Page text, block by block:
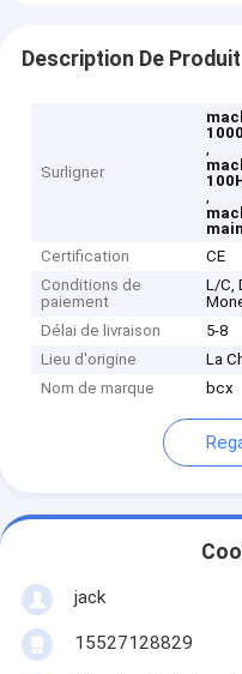
Description De Produit
Surligner
,
,
Certification
CE
Conditions de
paiement
L/C,
Délai de livraison
5-8
Lieu d'origine
La
Nom de marque
bcx
jack
15527128829